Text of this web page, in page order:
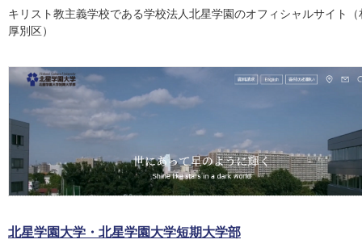
キリスト教主義学校である学校法人北星学園のオフィシャルサイト（
厚別区）
北星学園大学・北星学園大学短期大学部